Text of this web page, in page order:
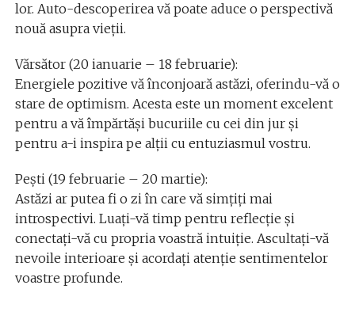
lor. Auto-descoperirea vă poate aduce o perspectivă
nouă asupra vieții.
Vărsător (20 ianuarie – 18 februarie):
Energiele pozitive vă înconjoară astăzi, oferindu-vă o
stare de optimism. Acesta este un moment excelent
pentru a vă împărtăși bucuriile cu cei din jur și
pentru a-i inspira pe alții cu entuziasmul vostru.
Pești (19 februarie – 20 martie):
Astăzi ar putea fi o zi în care vă simțiți mai
introspectivi. Luați-vă timp pentru reflecție și
conectați-vă cu propria voastră intuiție. Ascultați-vă
nevoile interioare și acordați atenție sentimentelor
voastre profunde.